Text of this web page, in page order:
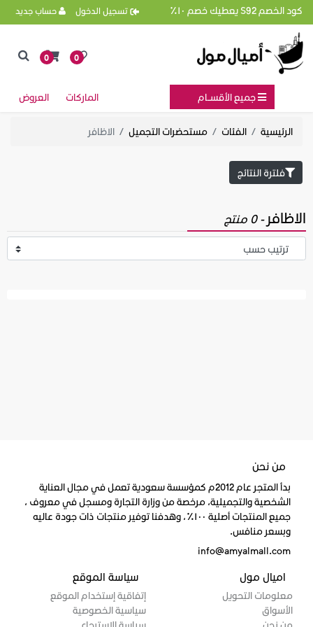
كود الخصم S92 يعطيك خصم ١٠٪ تسجيل الدخول حساب جديد
0
0
جميع الأقســام الماركات العروض
الرئيسية الفئات مستحضرات التجميل الاظافر
فلترة النتائج
الاظافر- 0 منتج
من نحن
بدأ المتجر عام 2012م كمؤسسة سعودية تعمل في مجال العناية
الشخصية والتجميلية، مرخصة من وزارة التجارة ومسجل في معروف ،
جميع المنتجات أصلية ١٠٠٪، وهدفنا توفير منتجات ذات جودة عاليه
وبسعر منافس.
info@amyalmall.com
اميال مول
معلومات التحويل
الأسواق
من نحن
سياسة الموقع
إتفاقية إستخدام الموقع
سياسية الخصوصية
سياسة الاسترجاع